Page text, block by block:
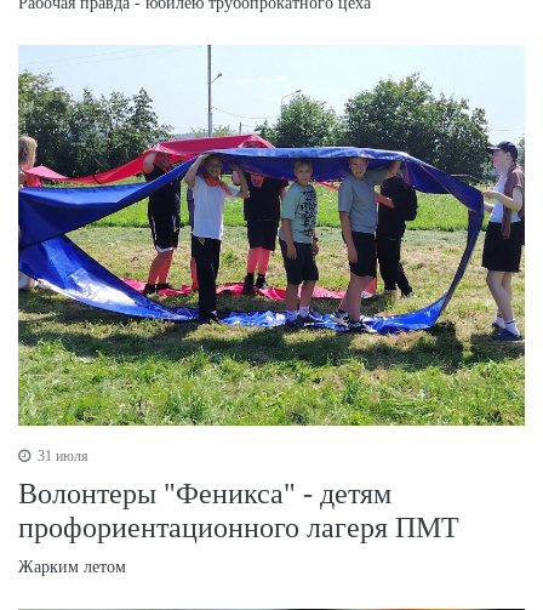
31 июля
Волонтеры "Феникса" - детям
профориентационного лагеря ПМТ
Жарким летом